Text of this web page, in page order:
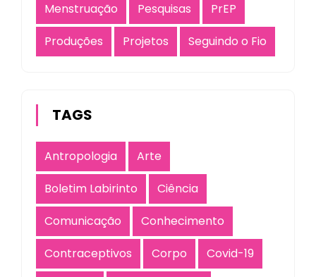
Menstruação
Pesquisas
PrEP
Produções
Projetos Seguindo o Fio
TAGS
Antropologia
Arte
Boletim Labirinto
Ciência
Comunicação
Conhecimento
Contraceptivos
Corpo
Covid-19